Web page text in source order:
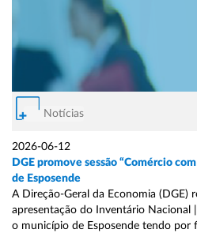
Notícias
2026-06-12
DGE promove sessão “Comércio
de Esposende
A Direção-Geral da Economia (DGE)
apresentação do Inventário Nacional
o município de Esposende tendo por